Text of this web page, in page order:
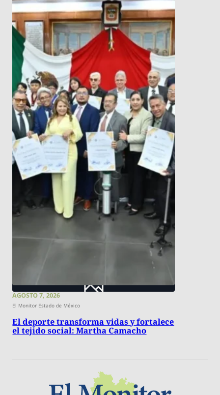
AGOSTO 7, 2026
El Monitor Estado de México
El deporte transforma vidas y fortalece
el tejido social: Martha Camacho